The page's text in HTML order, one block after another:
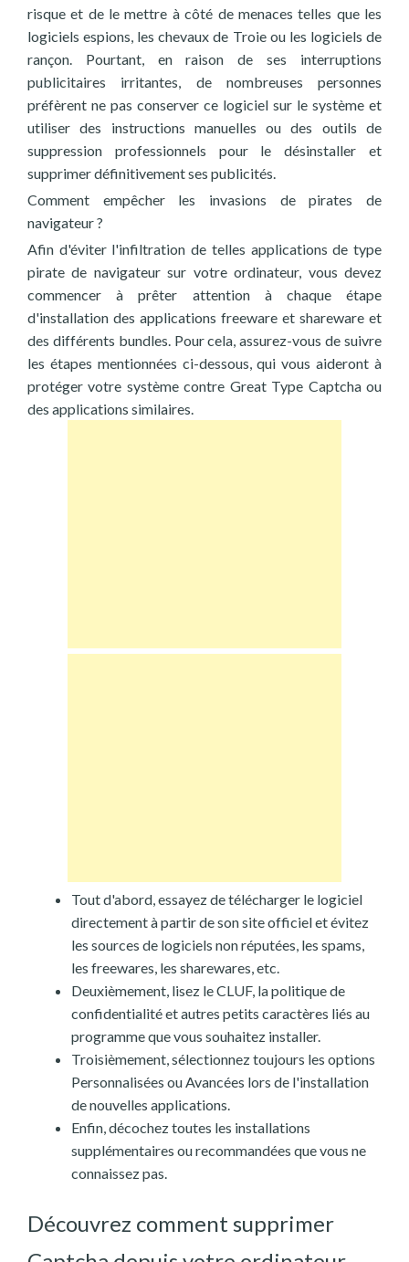
risque et de le mettre à côté de menaces telles que les
logiciels espions, les chevaux de Troie ou les logiciels de
rançon. Pourtant, en raison de ses interruptions
publicitaires irritantes, de nombreuses personnes
préfèrent ne pas conserver ce logiciel sur le système et
utiliser des instructions manuelles ou des outils de
suppression professionnels pour le désinstaller et
supprimer définitivement ses publicités.
Comment empêcher les invasions de pirates de
navigateur ?
Afin d'éviter l'infiltration de telles applications de type
pirate de navigateur sur votre ordinateur, vous devez
commencer à prêter attention à chaque étape
d'installation des applications freeware et shareware et
des différents bundles. Pour cela, assurez-vous de suivre
les étapes mentionnées ci-dessous, qui vous aideront à
protéger votre système contre Great Type Captcha ou
des applications similaires.
Tout d'abord, essayez de télécharger le logiciel
directement à partir de son site officiel et évitez
les sources de logiciels non réputées, les spams,
les freewares, les sharewares, etc.
Deuxièmement, lisez le CLUF, la politique de
confidentialité et autres petits caractères liés au
programme que vous souhaitez installer.
Troisièmement, sélectionnez toujours les options
Personnalisées ou Avancées lors de l'installation
de nouvelles applications.
Enfin, décochez toutes les installations
supplémentaires ou recommandées que vous ne
connaissez pas.
Découvrez comment supprimer